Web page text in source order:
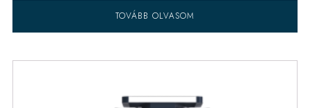
TOVÁBB OLVASOM